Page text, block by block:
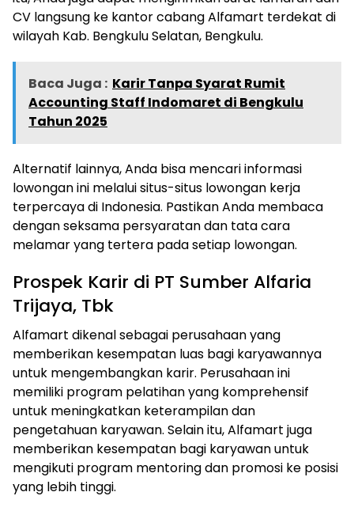
CV langsung ke kantor cabang Alfamart terdekat di
wilayah Kab. Bengkulu Selatan, Bengkulu.
Baca Juga : Karir Tanpa Syarat Rumit
Accounting Staff Indomaret di Bengkulu
Tahun 2025
Alternatif lainnya, Anda bisa mencari informasi
lowongan ini melalui situs-situs lowongan kerja
terpercaya di Indonesia. Pastikan Anda membaca
dengan seksama persyaratan dan tata cara
melamar yang tertera pada setiap lowongan.
Prospek Karir di PT Sumber Alfaria
Trijaya, Tbk
Alfamart dikenal sebagai perusahaan yang
memberikan kesempatan luas bagi karyawannya
untuk mengembangkan karir. Perusahaan ini
memiliki program pelatihan yang komprehensif
untuk meningkatkan keterampilan dan
pengetahuan karyawan. Selain itu, Alfamart juga
memberikan kesempatan bagi karyawan untuk
mengikuti program mentoring dan promosi ke posisi
yang lebih tinggi.